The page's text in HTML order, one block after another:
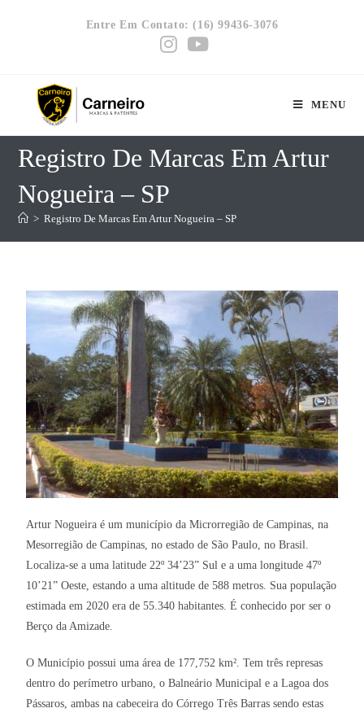
Entre Em Contato: (16) 99436-3076
MENU
Registro De Marcas Em Artur
Nogueira – SP
> Registro De Marcas Em Artur Nogueira – SP
Artur Nogueira é um município da Microrregião de Campinas, na
Mesorregião de Campinas, no estado de São Paulo, no Brasil.
Localiza-se a uma latitude 22º 34’23” Sul e a uma longitude 47º
10’21” Oeste, estando a uma altitude de 588 metros. Sua população
estimada em 2020 era de 55.340 habitantes. É conhecido por ser o
Berço da Amizade.
O Município possui uma área de 177,752 km². Tem três represas
dentro do perímetro urbano, o Balneário Municipal e a Lagoa dos
Pássaros, ambas na cabeceira do Córrego Três Barras sendo estas